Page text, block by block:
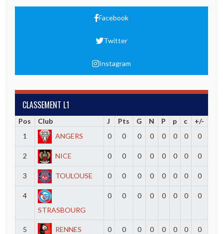
Facebook
Twitter
Instagram
CLASSEMENT L1
Pos Club J Pts G N P p c
+/-
1
ANGERS 0 0 0 0 0 0 0 0
2 NICE 0 0 0 0 0 0 0 0
3 TOULOUSE 0 0 0 0 0 0 0 0
4
STRASBOURG
0 0 0 0 0 0 0 0
5 RENNES 0 0 0 0 0 0 0 0